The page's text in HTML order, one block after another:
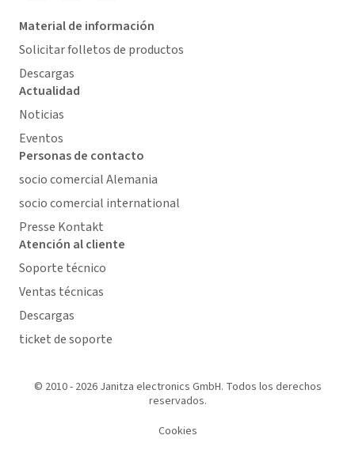
Material de información
Solicitar folletos de productos
Descargas
Actualidad
Noticias
Eventos
Personas de contacto
socio comercial Alemania
socio comercial international
Presse Kontakt
Atención al cliente
Soporte técnico
Ventas técnicas
Descargas
ticket de soporte
© 2010 - 2026 Janitza electronics GmbH. Todos los derechos
reservados.
Cookies